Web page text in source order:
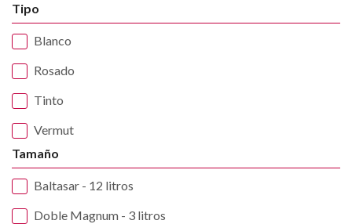
Tipo
Blanco
Rosado
Tinto
Vermut
Tamaño
Baltasar - 12 litros
Doble Magnum - 3 litros